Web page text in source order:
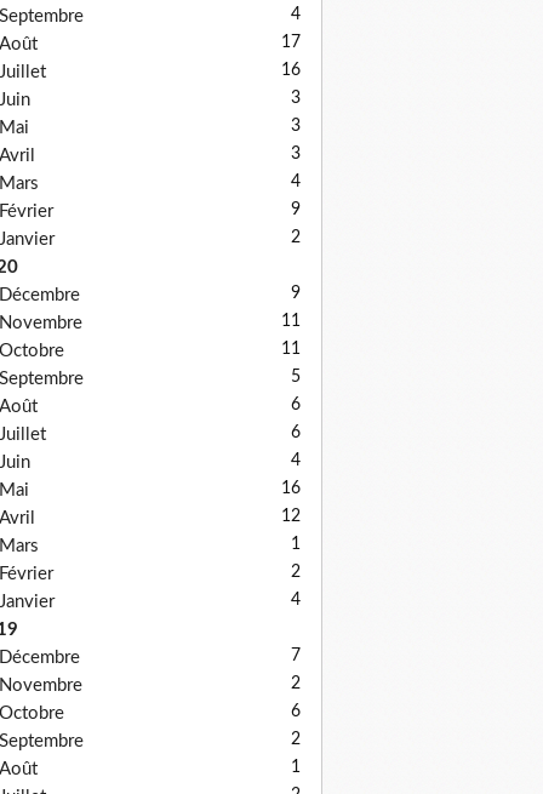
Septembre 4
Août 17
Juillet 16
Juin 3
Mai 3
Avril 3
Mars 4
Février 9
Janvier 2
Décembre
9
Novembre 11
Octobre 11
Septembre 5
Août 6
Juillet 6
Juin 4
Mai 16
Avril 12
Mars 1
Février 2
Janvier 4
Décembre
7
Novembre 2
Octobre 6
Septembre 2
Août 1